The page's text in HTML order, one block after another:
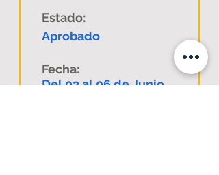
Estado:
Aprobado
Fecha:
Del 03 al 06 de Junio